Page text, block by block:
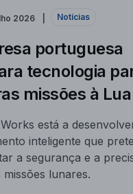
2026 Notícias
portuguesa
tecnologia
missões à Lua
está a
inteligente que
a segurança e a
lunares.